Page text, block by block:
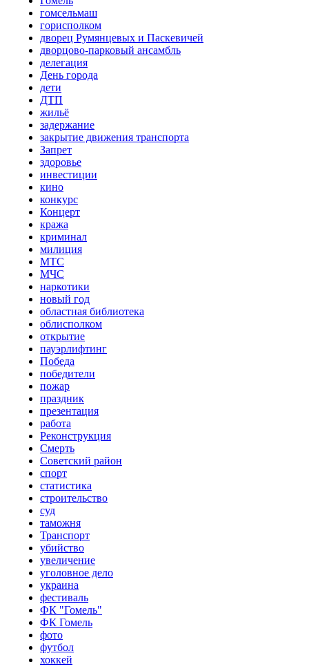
гомсельмаш
горисполком
дворец Румянцевых и Паскевичей
дворцово-парковый ансамбль
делегация
День города
дети
ДТП
жильё
задержание
закрытие движения транспорта
Запрет
здоровье
инвестиции
кино
конкурс
Концерт
кража
криминал
милиция
МТС
МЧС
наркотики
новый год
областная библиотека
облисполком
открытие
пауэрлифтинг
Победа
победители
пожар
праздник
презентация
работа
Реконструкция
Смерть
Советский район
спорт
статистика
строительство
суд
таможня
Транспорт
убийство
увеличение
уголовное дело
украина
фестиваль
ФК "Гомель"
ФК Гомель
фото
футбол
хоккей